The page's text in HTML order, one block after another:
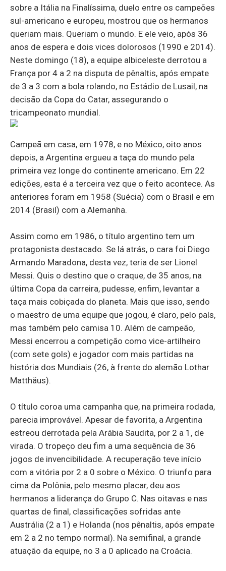
sobre a Itália na Finalíssima, duelo entre os campeões
sul-americano e europeu, mostrou que os hermanos
queriam mais. Queriam o mundo. E ele veio, após 36
anos de espera e dois vices dolorosos (1990 e 2014).
Neste domingo (18), a equipe albiceleste derrotou a
França por 4 a 2 na disputa de pênaltis, após empate
de 3 a 3 com a bola rolando, no Estádio de Lusail, na
decisão da Copa do Catar, assegurando o
tricampeonato mundial.
Campeã em casa, em 1978, e no México, oito anos
depois, a Argentina ergueu a taça do mundo pela
primeira vez longe do continente americano. Em 22
edições, esta é a terceira vez que o feito acontece. As
anteriores foram em 1958 (Suécia) com o Brasil e em
2014 (Brasil) com a Alemanha.
Assim como em 1986, o título argentino tem um
protagonista destacado. Se lá atrás, o cara foi Diego
Armando Maradona, desta vez, teria de ser Lionel
Messi. Quis o destino que o craque, de 35 anos, na
última Copa da carreira, pudesse, enfim, levantar a
taça mais cobiçada do planeta. Mais que isso, sendo
o maestro de uma equipe que jogou, é claro, pelo país,
mas também pelo camisa 10. Além de campeão,
Messi encerrou a competição como vice-artilheiro
(com sete gols) e jogador com mais partidas na
história dos Mundiais (26, à frente do alemão Lothar
Matthäus).
O título coroa uma campanha que, na primeira rodada,
parecia improvável. Apesar de favorita, a Argentina
estreou derrotada pela Arábia Saudita, por 2 a 1, de
virada. O tropeço deu fim a uma sequência de 36
jogos de invencibilidade. A recuperação teve início
com a vitória por 2 a 0 sobre o México. O triunfo para
cima da Polônia, pelo mesmo placar, deu aos
hermanos a liderança do Grupo C. Nas oitavas e nas
quartas de final, classificações sofridas ante
Austrália (2 a 1) e Holanda (nos pênaltis, após empate
em 2 a 2 no tempo normal). Na semifinal, a grande
atuação da equipe, no 3 a 0 aplicado na Croácia.